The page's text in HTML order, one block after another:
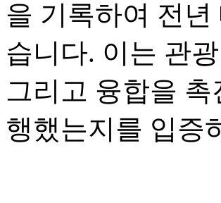
을 기록하여 전년
습니다. 이는 관
그리고 융합을
행했는지를 입증